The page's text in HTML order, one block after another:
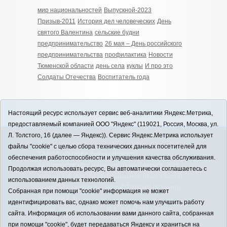
мир национальностей Выпускной-2023
Призыв-2011 История дел человеческих День
святого Валентина сельские будни
предпринимательство 26 мая – День российского
предпринимательства профилактика Новости
Тюменской области день села куклы И про это
Солдаты Отечества Воспитатель года
12+
ЗАВОДОУКОВСК online / Новости
Заводоуковского муниципального округа, 2026
Учредитель: АНО "Информационно-издательский
центр "Заводоуковские вести". Главный редактор:
E-mail:
zavest@obl72.ru
Тел.: 8 (34542) 2-10-33
Политика оператора
Настоящий ресурс использует сервис веб-аналитики Яндекс.Метрика,
предоставляемый компанией ООО "Яндекс" (119021, Россия, Москва, ул.
Л. Толстого, 16 (далее — Яндекс)). Сервис Яндекс.Метрика использует
файлы "cookie" с целью сбора технических данных посетителей для
обеспечения работоспособности и улучшения качества обслуживания.
Продолжая использовать ресурс, Вы автоматически соглашаетесь с
использованием данных технологий.
Собранная при помощи "cookie" информация не может
идентифицировать вас, однако может помочь нам улучшить работу
сайта. Информация об использовании вами данного сайта, собранная
при помощи "cookie", будет передаваться Яндексу и храниться на